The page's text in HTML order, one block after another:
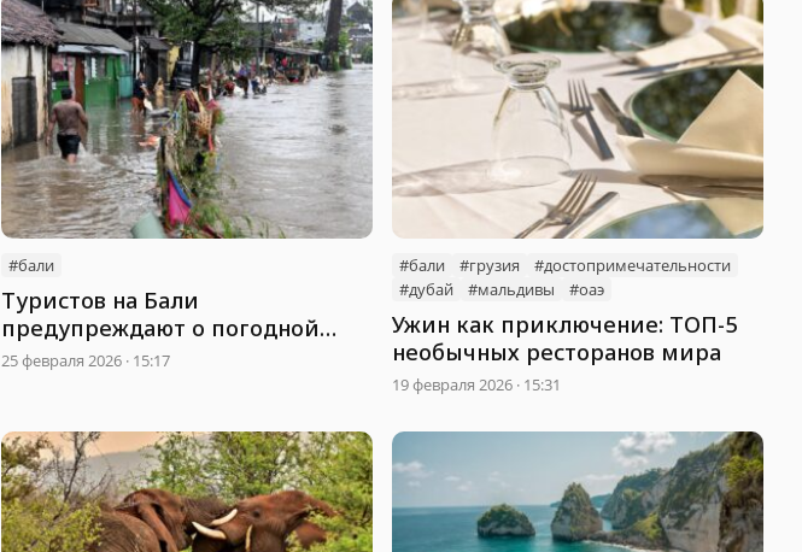
#бали
Туристов на Бали
предупреждают о погодной
опасности
25 февраля 2026 · 15:17
#бали #грузия
#достопримечательности
#дубай
#мальдивы #оаэ
Ужин как приключение: ТОП-5
необычных ресторанов мира
19 февраля 2026 · 15:31